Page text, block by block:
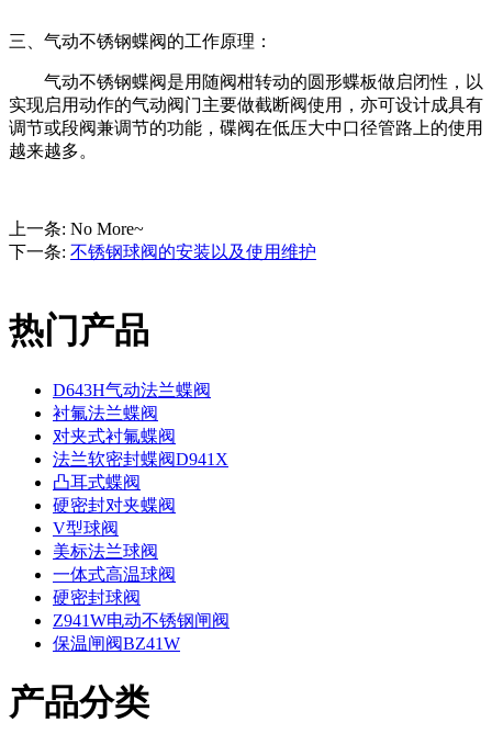
三、气动不锈钢蝶阀的工作原理：
气动不锈钢蝶阀是用随阀柑转动的圆形蝶板做启闭性，以
实现启用动作的气动阀门主要做截断阀使用，亦可设计成具有
调节或段阀兼调节的功能，碟阀在低压大中口径管路上的使用
越来越多。
上一条: No More~
下一条: 不锈钢球阀的安装以及使用维护
热门产品
D643H气动法兰蝶阀
衬氟法兰蝶阀
对夹式衬氟蝶阀
法兰软密封蝶阀D941X
凸耳式蝶阀
硬密封对夹蝶阀
V型球阀
美标法兰球阀
一体式高温球阀
硬密封球阀
Z941W电动不锈钢闸阀
保温闸阀BZ41W
产品分类